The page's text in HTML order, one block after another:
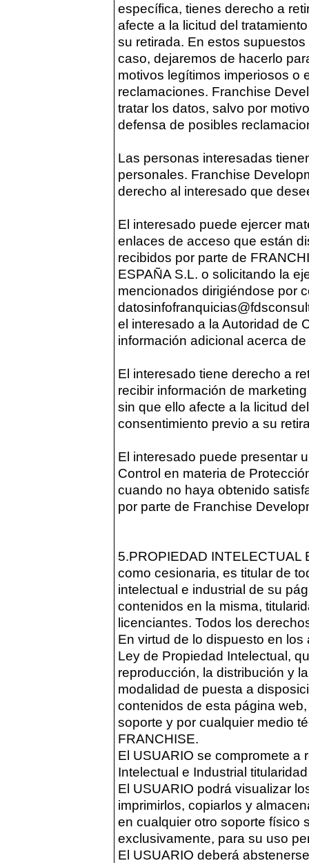
específica, tienes derecho a
afecte a la licitud del
su retirada. En estos
caso, dejaremos de hacerlo
motivos legítimos imperiosos o
reclamaciones. Franchise
tratar los datos, salvo por
defensa de posibles
Las personas interesadas
personales. Franchise
derecho al interesado que
El interesado puede ejercer
enlaces de acceso que están
recibidos por parte de
ESPAÑA S.L. o solicitando la
mencionados dirigiéndose por
el interesado a la Autoridad de
información adicional acerca
El interesado tiene derecho a
recibir información de
sin que ello afecte a la licitud
consentimiento previo a su
El interesado puede presentar
Control en materia de
cuando no haya obtenido
por parte de Franchise
5.PROPIEDAD INTELECTUAL
como cesionaria, es titular de
intelectual e industrial de su
contenidos en la misma,
licenciantes. Todos los
En virtud de lo dispuesto en
Ley de Propiedad Intelectual,
reproducción, la distribución y
modalidad de puesta a
contenidos de esta página
soporte y por cualquier medio
FRANCHISE.
El USUARIO se compromete a
Intelectual e Industrial
El USUARIO podrá visualizar
imprimirlos, copiarlos y
en cualquier otro soporte físico
exclusivamente, para su uso
El USUARIO deberá